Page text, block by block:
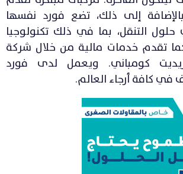
إلى ذلك، تضع فورد نفسها
التنقل، بما في ذلك تكنولوجيا
كما تقدم خدمات مالية من خلال شركة
كومباني. ويعمل لدى فورد